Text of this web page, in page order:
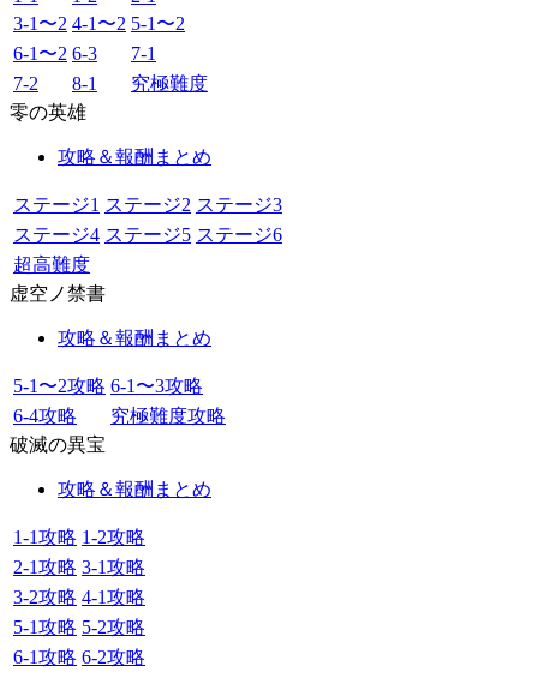
3-1〜2 4-1〜2 5-1〜2
6-1〜2 6-3
7-1
7-2
8-1
究極難度
零の英雄
攻略＆報酬まとめ
ステージ1 ステージ2 ステージ3
ステージ4 ステージ5 ステージ6
超高難度
虚空ノ禁書
攻略＆報酬まとめ
5-1〜2攻略 6-1〜3攻略
6-4攻略
究極難度攻略
破滅の異宝
攻略＆報酬まとめ
1-1攻略 1-2攻略
2-1攻略 3-1攻略
3-2攻略 4-1攻略
5-1攻略 5-2攻略
6-1攻略 6-2攻略